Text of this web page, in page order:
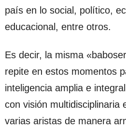
país en lo social, político,
educacional, entre otros.
Es decir, la misma
repite en estos momentos
inteligencia amplia e
con visión multidisciplinaria
varias aristas de manera